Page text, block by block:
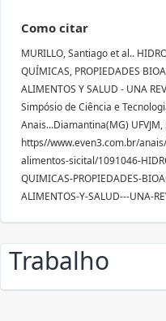
Como citar
MURILLO, Santiago et al..
QUÍMICAS, PROPIEDADES
ALIMENTOS Y SALUD - UNA
Simpósio de Ciência e
Anais...Diamantina(MG)
https//www.even3.com.br/
alimentos-sicital/1091046-
QUIMICAS-PROPIEDADES-
ALIMENTOS-Y-SALUD---UNA-
Trabalho